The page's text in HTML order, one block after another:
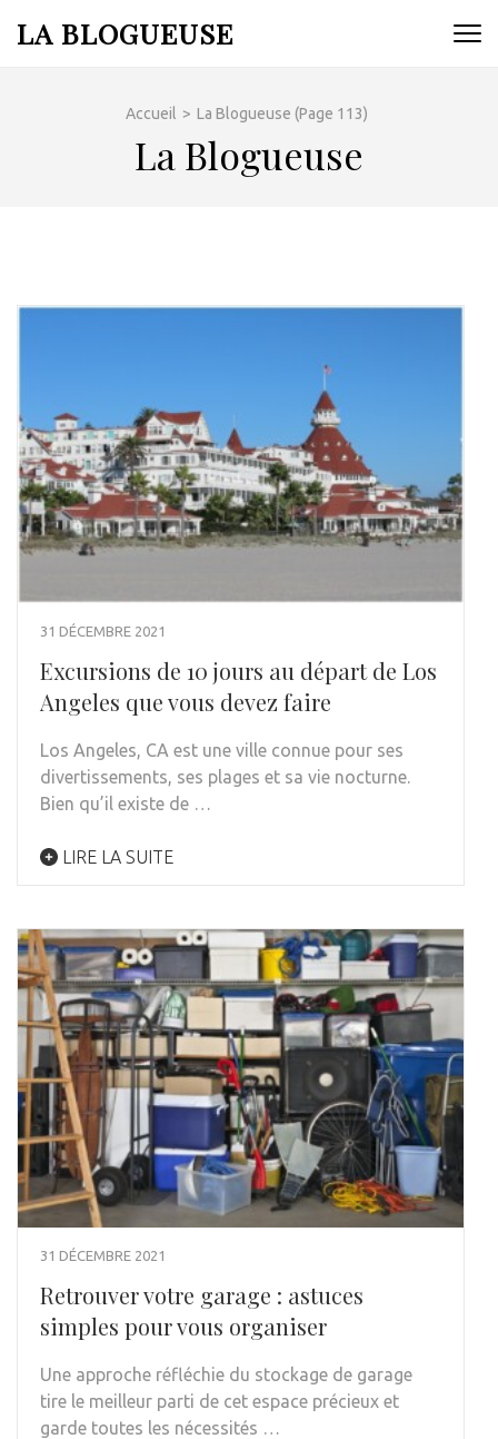
auLA BLOGUEUSE
Accueil > La Blogueuse (Page 113)
La Blogueuse
31 DÉCEMBRE 2021
Excursions de 10 jours au départ de Los
Angeles que vous devez faire
Los Angeles, CA est une ville connue pour ses
divertissements, ses plages et sa vie nocturne.
Bien qu’il existe de …
LIRE LA SUITE
31 DÉCEMBRE 2021
Retrouver votre garage : astuces
simples pour vous organiser
Une approche réfléchie du stockage de garage
tire le meilleur parti de cet espace précieux et
garde toutes les nécessités …